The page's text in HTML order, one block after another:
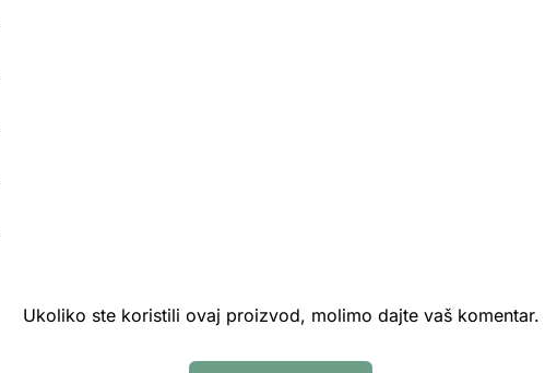
Ukoliko ste koristili ovaj proizvod, molimo dajte vaš komentar.